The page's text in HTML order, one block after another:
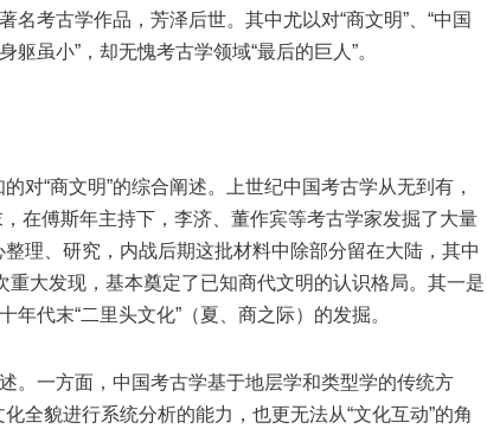
考古学作品，芳泽后世。其中尤以对“商文明”、“中国
虽小”，却无愧考古学领域“最后的巨人”。
对“商文明”的综合阐述。上世纪中国考古学从无到有，
在傅斯年主持下，李济、董作宾等考古学家发掘了大量
理、研究，内战后期这批材料中除部分留在大陆，其中
大发现，基本奠定了已知商代文明的认识格局。其一是
代末“二里头文化”（夏、商之际）的发掘。
。一方面，中国考古学基于地层学和类型学的传统方
全貌进行系统分析的能力，也更无法从“文化互动”的角